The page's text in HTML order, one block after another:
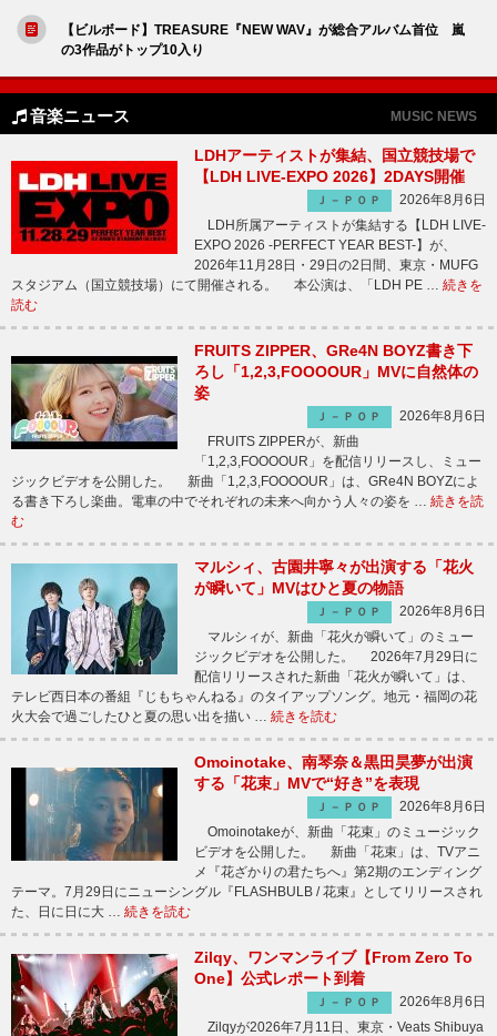
【ビルボード】TREASURE『NEW WAV』が総合アルバム首位 嵐
の3作品がトップ10入り
音楽ニュース MUSIC NEWS
LDHアーティストが集結、国立競技場で
【LDH LIVE-EXPO 2026】2DAYS開催
Ｊ－ＰＯＰ
2026年8月6日
LDH所属アーティストが集結する【LDH LIVE-
EXPO 2026 -PERFECT YEAR BEST-】が、
2026年11月28日・29日の2日間、東京・MUFG
スタジアム（国立競技場）にて開催される。 本公演は、「LDH PE … 続きを
読む
FRUITS ZIPPER、GRe4N BOYZ書き下
ろし「1,2,3,FOOOOUR」MVに自然体の
姿
Ｊ－ＰＯＰ
2026年8月6日
FRUITS ZIPPERが、新曲
「1,2,3,FOOOOUR」を配信リリースし、ミュー
ジックビデオを公開した。 新曲「1,2,3,FOOOOUR」は、GRe4N BOYZによ
る書き下ろし楽曲。電車の中でそれぞれの未来へ向かう人々の姿を … 続きを読
む
マルシィ、古園井寧々が出演する「花火
が瞬いて」MVはひと夏の物語
Ｊ－ＰＯＰ
2026年8月6日
マルシィが、新曲「花火が瞬いて」のミュー
ジックビデオを公開した。 2026年7月29日に
配信リリースされた新曲「花火が瞬いて」は、
テレビ西日本の番組『じもちゃんねる』のタイアップソング。地元・福岡の花
火大会で過ごしたひと夏の思い出を描い … 続きを読む
Omoinotake、南琴奈＆黒田昊夢が出演
する「花束」MVで“好き”を表現
Ｊ－ＰＯＰ
2026年8月6日
Omoinotakeが、新曲「花束」のミュージック
ビデオを公開した。 新曲「花束」は、TVアニ
メ『花ざかりの君たちへ』第2期のエンディング
テーマ。7月29日にニューシングル『FLASHBULB / 花束』としてリリースされ
た、日に日に大 … 続きを読む
Zilqy、ワンマンライブ【From Zero To
One】公式レポート到着
Ｊ－ＰＯＰ
2026年8月6日
Zilqyが2026年7月11日、東京・Veats Shibuya